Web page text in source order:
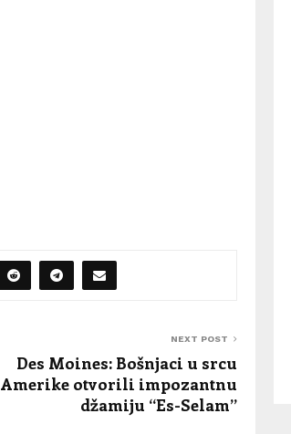
NEXT POST
Des Moines: Bošnjaci u srcu
Amerike otvorili impozantnu
džamiju “Es-Selam”